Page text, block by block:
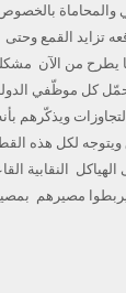
والمحاماة
تزايد القمع وحتى
يطرح من الآن
كل موظّفي
ويذكّرهم
ويتوجه لكل هذه
الهياكل النقابية
يربطوا مصيرهم